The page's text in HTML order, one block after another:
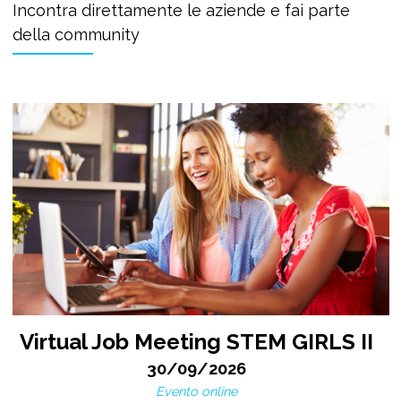
Incontra direttamente le aziende e fai parte
della community
Virtual Job Meeting STEM GIRLS II
30/09/2026
Evento online